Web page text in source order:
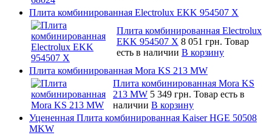
Плита комбинированная Electrolux EKK 954507 X
Плита комбинированная Electrolux
EKK 954507 X 8 051 грн. Товар
есть в наличии В корзину
Плита комбинированная Mora KS 213 MW
Плита комбинированная Mora KS
213 MW 5 349 грн. Товар есть в
наличии В корзину
Уцененная Плита комбинированная Kaiser HGE 50508
MKW